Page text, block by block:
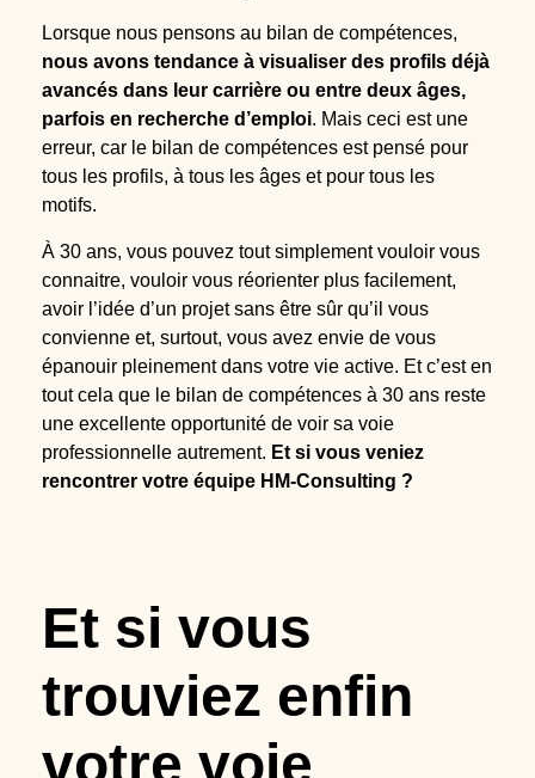
Lorsque nous pensons au bilan de compétences,
nous avons tendance à visualiser des profils déjà
avancés dans leur carrière ou entre deux âges,
parfois en recherche d’emploi. Mais ceci est une
erreur, car le bilan de compétences est pensé pour
tous les profils, à tous les âges et pour tous les
motifs.
À 30 ans, vous pouvez tout simplement vouloir vous
connaitre, vouloir vous réorienter plus facilement,
avoir l’idée d’un projet sans être sûr qu’il vous
convienne et, surtout, vous avez envie de vous
épanouir pleinement dans votre vie active. Et c’est en
tout cela que le bilan de compétences à 30 ans reste
une excellente opportunité de voir sa voie
professionnelle autrement. Et si vous veniez
rencontrer votre équipe HM-Consulting ?
Et si vous
trouviez enfin
votre voie